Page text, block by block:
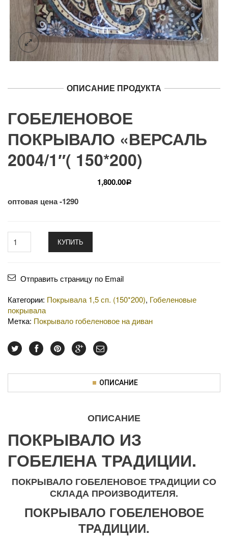
ОПИСАНИЕ ПРОДУКТА
ГОБЕЛЕНОВОЕ
ПОКРЫВАЛО «ВЕРСАЛЬ
2004/1″( 150*200)
1,800.00Р
оптовая цена -1290
КУПИТЬ
Отправить страницу по Email
Категории: Покрывала 1,5 сп. (150*200), Гобеленовые
покрывала
Метка: Покрывало гобеленовое на диван
ОПИСАНИЕ
ОПИСАНИЕ
ПОКРЫВАЛО ИЗ
ГОБЕЛЕНА ТРАДИЦИИ.
ПОКРЫВАЛО ГОБЕЛЕНОВОЕ ТРАДИЦИИ СО
СКЛАДА ПРОИЗВОДИТЕЛЯ.
ПОКРЫВАЛО ГОБЕЛЕНОВОЕ
ТРАДИЦИИ.